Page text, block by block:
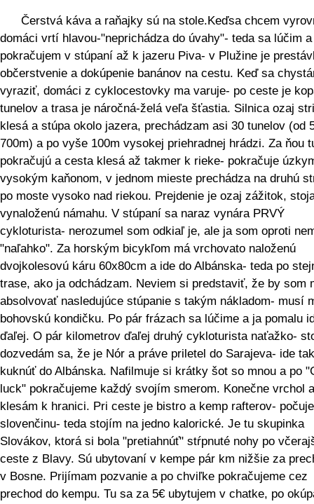
Čerstvá káva a raňajky sú na stole.Keďsa chcem
domáci vrtí hlavou-"neprichádza do úvahy"- teda sa lúčim a
pokračujem v stúpaní až k jazeru Piva- v Plužine je
občerstvenie a dokúpenie banánov na cestu. Keď sa
vyraziť, domáci z cyklocestovky ma varuje- po ceste je
tunelov a trasa je náročná-želá veľa šťastia. Silnica ozaj
klesá a stúpa okolo jazera, prechádzam asi 30 tunelov (od
700m) a po vyše 100m vysokej priehradnej hrádzi. Za ňou
pokračujú a cesta klesá až takmer k rieke- pokračuje
vysokým kaňonom, v jednom mieste prechádza na druhú
po moste vysoko nad riekou. Prejdenie je ozaj zážitok,
vynaloženú námahu. V stúpaní sa naraz vynára PRVÝ
cykloturista- nerozumel som odkiaľ je, ale ja som oproti
"naľahko". Za horským bicykľom má vrchovato naloženú
dvojkolesovú káru 60x80cm a ide do Albánska- teda po
trase, ako ja odchádzam. Neviem si predstaviť, že by som
absolvovať nasledujúce stúpanie s takým nákladom- musí
bohovskú kondičku. Po pár frázach sa lúčime a ja pomalu
ďaľej. O pár kilometrov ďaľej druhý cykloturista naťažko-
dozvedám sa, že je Nór a práve priletel do Sarajeva- ide
kuknúť do Albánska. Nafilmuje si krátky šot so mnou a po
luck" pokračujeme každý svojím smerom. Konečne vrchol a
klesám k hranici. Pri ceste je bistro a kemp rafterov-
slovenčinu- teda stojím na jedno kalorické. Je tu skupinka
Slovákov, ktorá si bola "pretiahnúť" stŕpnuté nohy po
ceste z Blavy. Sú ubytovaní v kempe pár km nižšie za
v Bosne. Prijímam pozvanie a po chviľke pokračujeme cez
prechod do kempu. Tu sa za 5€ ubytujem v chatke, po